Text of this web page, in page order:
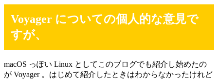
Voyager についての個人的な意見で
すが、
macOS っぽい Linux としてこのブログでも紹介し始めたの
が Voyager 。はじめて紹介したときはわからなかったけれど